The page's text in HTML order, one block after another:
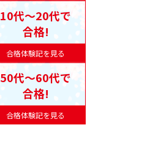
合格体験記を見る
10代〜20代で
合格!
合格体験記を見る
50代〜60代で
合格!